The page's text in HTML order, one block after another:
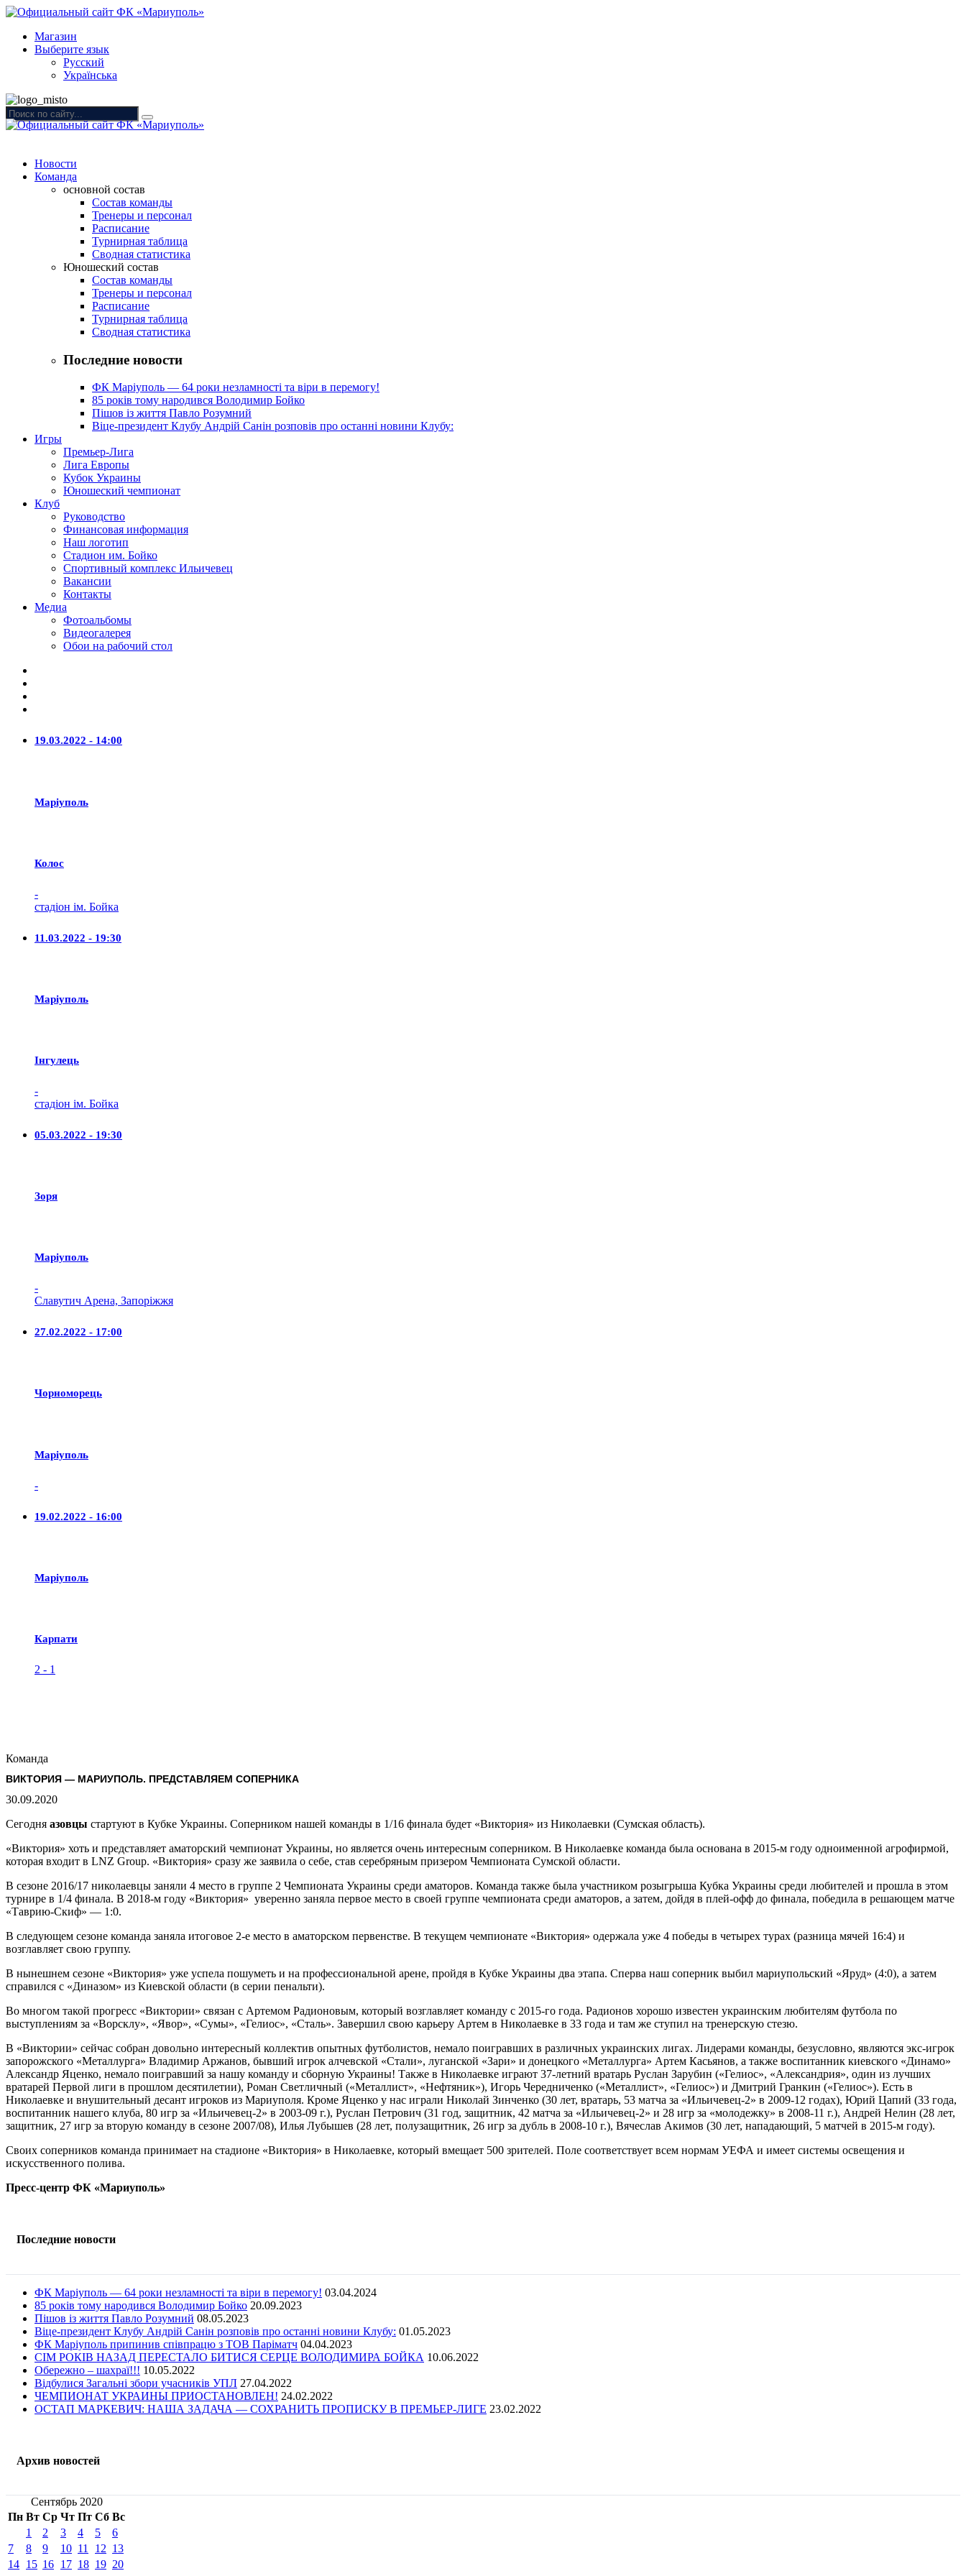
Магазин
Выберите язык
Русский
Українська
Новости
Команда
основной состав
Состав команды
Тренеры и персонал
Расписание
Турнирная таблица
Сводная статистика
Юношеский состав
Состав команды
Тренеры и персонал
Расписание
Турнирная таблица
Сводная статистика
Последние новости
ФК Маріуполь — 64 роки незламності та віри в перемогу!
85 років тому народився Володимир Бойко
Пішов із життя Павло Розумний
Віце-президент Клубу Андрій Санін розповів про останні новини Клубу:
Игры
Премьер-Лига
Лига Европы
Кубок Украины
Юношеский чемпионат
Клуб
Руководство
Финансовая информация
Наш логотип
Стадион им. Бойко
Спортивный комплекс Ильичевец
Вакансии
Контакты
Медиа
Фотоальбомы
Видеогалерея
Обои на рабочий стол
19.03.2022 - 14:00
Маріуполь
Колос
-
стадіон ім. Бойка
11.03.2022 - 19:30
Маріуполь
Iнгулець
-
стадіон ім. Бойка
05.03.2022 - 19:30
Зоря
Маріуполь
-
Славутич Арена, Запоріжжя
27.02.2022 - 17:00
Чорноморець
Маріуполь
-
19.02.2022 - 16:00
Маріуполь
Карпати
2 - 1
Команда
ВИКТОРИЯ — МАРИУПОЛЬ. ПРЕДСТАВЛЯЕМ СОПЕРНИКА
30.09.2020
Сегодня азовцы стартуют в Кубке Украины. Соперником нашей команды в 1/16 финала будет «Виктория» из Николаевки (Сумская область).
«Виктория» хоть и представляет аматорский чемпионат Украины, но является очень интересным соперником. В Николаевке команда была основана в 2015-м году одноименной агрофирмой,
которая входит в LNZ Group. «Виктория» сразу же заявила о себе, став серебряным призером Чемпионата Сумской области.
В сезоне 2016/17 николаевцы заняли 4 место в группе 2 Чемпионата Украины среди аматоров. Команда также была участником розыгрыша Кубка Украины среди любителей и прошла в этом
турнире в 1/4 финала. В 2018-м году «Виктория» уверенно заняла первое место в своей группе чемпионата среди аматоров, а затем, дойдя в плей-офф до финала, победила в решающем матче
«Таврию-Скиф» — 1:0.
В следующем сезоне команда заняла итоговое 2-е место в аматорском первенстве. В текущем чемпионате «Виктория» одержала уже 4 победы в четырех турах (разница мячей 16:4) и
возглавляет свою группу.
В нынешнем сезоне «Виктория» уже успела пошуметь и на профессиональной арене, пройдя в Кубке Украины два этапа. Сперва наш соперник выбил мариупольский «Яруд» (4:0), а затем
справился с «Диназом» из Киевской области (в серии пенальти).
Во многом такой прогресс «Виктории» связан с Артемом Радионовым, который возглавляет команду с 2015-го года. Радионов хорошо известен украинским любителям футбола по
выступлениям за «Ворсклу», «Явор», «Сумы», «Гелиос», «Сталь». Завершил свою карьеру Артем в Николаевке в 33 года и там же ступил на тренерскую стезю.
В «Виктории» сейчас собран довольно интересный коллектив опытных футболистов, немало поигравших в различных украинских лигах. Лидерами команды, безусловно, являются экс-игрок
запорожского «Металлурга» Владимир Аржанов, бывший игрок алчевской «Стали», луганской «Зари» и донецкого «Металлурга» Артем Касьянов, а также воспитанник киевского «Динамо»
Александр Яценко, немало поигравший за нашу команду и сборную Украины! Также в Николаевке играют 37-летний вратарь Руслан Зарубин («Гелиос», «Александрия», один из лучших
вратарей Первой лиги в прошлом десятилетии), Роман Светличный («Металлист», «Нефтяник»), Игорь Чередниченко («Металлист», «Гелиос») и Дмитрий Гранкин («Гелиос»). Есть в
Николаевке и внушительный десант игроков из Мариуполя. Кроме Яценко у нас играли Николай Зинченко (30 лет, вратарь, 53 матча за «Ильичевец-2» в 2009-12 годах), Юрий Цапий (33 года,
воспитанник нашего клуба, 80 игр за «Ильичевец-2» в 2003-09 г.), Руслан Петрович (31 год, защитник, 42 матча за «Ильичевец-2» и 28 игр за «молодежку» в 2008-11 г.), Андрей Нелин (28 лет,
защитник, 27 игр за вторую команду в сезоне 2007/08), Илья Лубышев (28 лет, полузащитник, 26 игр за дубль в 2008-10 г.), Вячеслав Акимов (30 лет, нападающий, 5 матчей в 2015-м году).
Своих соперников команда принимает на стадионе «Виктория» в Николаевке, который вмещает 500 зрителей. Поле соответствует всем нормам УЕФА и имеет системы освещения и
искусственного полива.
Пресс-центр ФК «Мариуполь»
Последние новости
ФК Маріуполь — 64 роки незламності та віри в перемогу! 03.04.2024
85 років тому народився Володимир Бойко 20.09.2023
Пішов із життя Павло Розумний 08.05.2023
Віце-президент Клубу Андрій Санін розповів про останні новини Клубу: 01.05.2023
ФК Маріуполь припинив співпрацю з ТОВ Паріматч 04.04.2023
СІМ РОКІВ НАЗАД ПЕРЕСТАЛО БИТИСЯ СЕРЦЕ ВОЛОДИМИРА БОЙКА 10.06.2022
Обережно – шахраї!!! 10.05.2022
Відбулися Загальні збори учасників УПЛ 27.04.2022
ЧЕМПИОНАТ УКРАИНЫ ПРИОСТАНОВЛЕН! 24.02.2022
ОСТАП МАРКЕВИЧ: НАША ЗАДАЧА — СОХРАНИТЬ ПРОПИСКУ В ПРЕМЬЕР-ЛИГЕ 23.02.2022
Архив новостей
Сентябрь 2020
Пн Вт Ср Чт Пт Сб Вс
1
2 3 4 5
6
7
8 9 10 11 12 13
14 15 16 17 18 19 20